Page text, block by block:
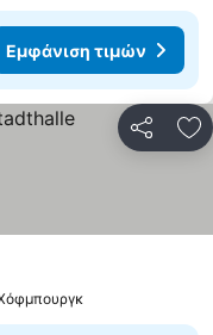
Εμφάνιση τιμών